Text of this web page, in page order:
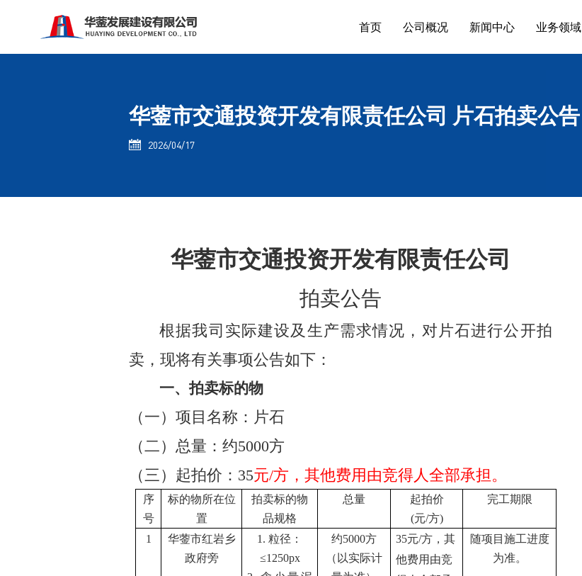
首页 公司概况 新闻中心 业务领域
华蓥市交通投资开发有限责任公司 片石拍卖公告
 2026/04/17
华蓥市交通投资开发有限责任公司
拍卖公告
根据我司实际建设及生产需求情况，对 片石进行公开拍
卖 ，现将有关事项公告如下：
一、拍卖标的物
（一）项目名称 ： 片石
（二）总量：约5000方
（三） 起拍价： 35元/方 ，其他费用由竞得人全部承担。
序
号
标的物所在位
置
拍卖标的物
品规格
总量
起拍价
(元/方)
完工期限
1 华蓥市红岩乡
政府旁
1.粒径：
≤1250px
约5000方
（以实际计
35元/方，其
他费用由竞
随项目施工进度
为准。